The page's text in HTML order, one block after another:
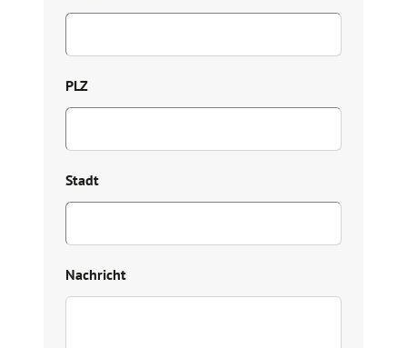
PLZ
Stadt
Nachricht